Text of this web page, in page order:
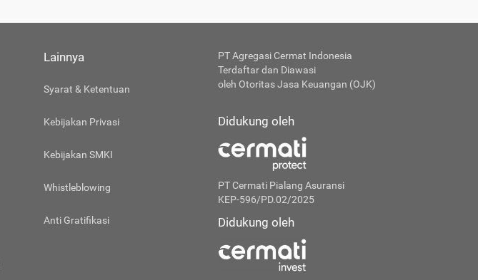
Lainnya
Syarat & Ketentuan
Kebijakan Privasi
Kebijakan SMKI
Whistleblowing
Anti Gratifikasi
PT Agregasi Cermat Indonesia
Terdaftar dan Diawasi
oleh Otoritas Jasa Keuangan (OJK)
Didukung oleh
PT Cermati Pialang Asuransi
KEP-596/PD.02/2025
Didukung oleh